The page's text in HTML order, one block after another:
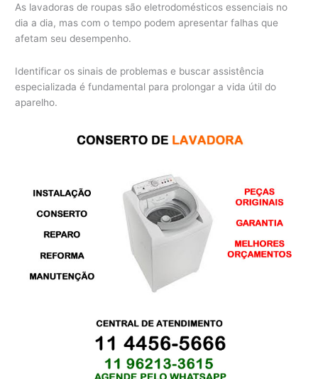
As lavadoras de roupas são eletrodomésticos essenciais no
dia a dia, mas com o tempo podem apresentar falhas que
afetam seu desempenho.
Identificar os sinais de problemas e buscar assistência
especializada é fundamental para prolongar a vida útil do
aparelho.